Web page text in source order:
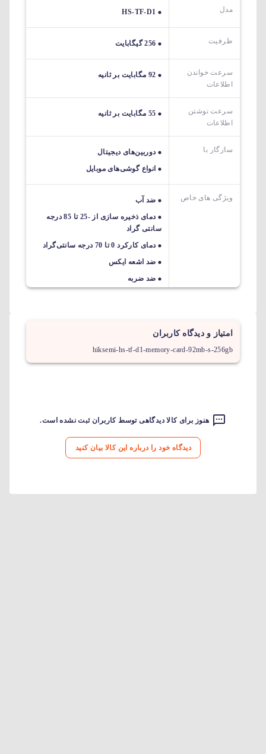
مدل HS-TF-D1
ظرفیت 256 گیگابایت
سرعت خواندن
اطلاعات
92 مگابایت بر ثانیه
سرعت نوشتن
اطلاعات
55 مگابایت بر ثانیه
سازگار با
دوربین‌های دیجیتال
انواع گوشی‌های موبایل
ویژگی های خاص
ضد آب
دمای ذخیره سازی از -25 تا 85 درجه
سانتی گراد
دمای کارکرد 0 تا 70 درجه سانتی‌گراد
ضد اشعه ایکس
ضد ضربه
امتیاز و دیدگاه کاربران
hiksemi-hs-tf-d1-memory-card-92mb-s-256gb
هنوز برای کالا دیدگاهی توسط کاربران ثبت نشده است.
دیدگاه خود را درباره این کالا بیان کنید